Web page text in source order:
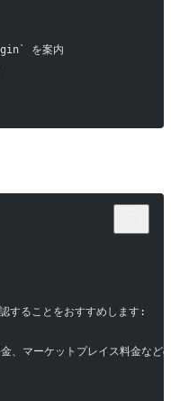
を案内
することをおすすめします:
、マーケットプレイス料金など